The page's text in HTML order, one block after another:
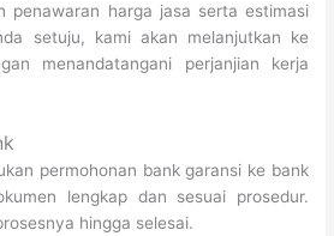
penawaran harga jasa serta estimasi
setuju, kami akan melanjutkan ke
menandatangani perjanjian kerja
permohonan bank garansi ke bank
lengkap dan sesuai prosedur.
hingga selesai.